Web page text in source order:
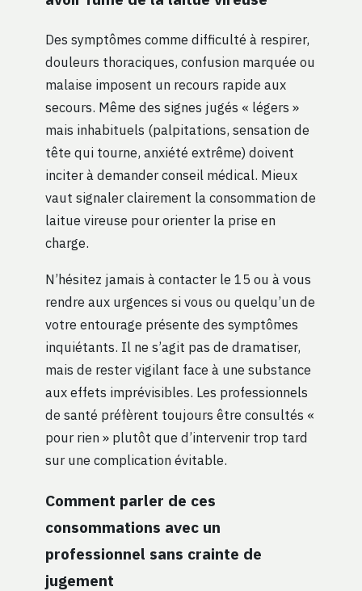
Des symptômes comme difficulté à respirer,
douleurs thoraciques, confusion marquée ou
malaise imposent un recours rapide aux
secours. Même des signes jugés « légers »
mais inhabituels (palpitations, sensation de
tête qui tourne, anxiété extrême) doivent
inciter à demander conseil médical. Mieux
vaut signaler clairement la consommation de
laitue vireuse pour orienter la prise en
charge.
N’hésitez jamais à contacter le 15 ou à vous
rendre aux urgences si vous ou quelqu’un de
votre entourage présente des symptômes
inquiétants. Il ne s’agit pas de dramatiser,
mais de rester vigilant face à une substance
aux effets imprévisibles. Les professionnels
de santé préfèrent toujours être consultés «
pour rien » plutôt que d’intervenir trop tard
sur une complication évitable.
Comment parler de ces
consommations avec un
professionnel sans crainte de
jugement